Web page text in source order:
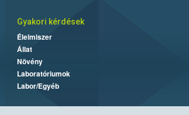
Gyakori kérdések
Élelmiszer
Állat
Növény
Laboratóriumok
Labor/Egyéb